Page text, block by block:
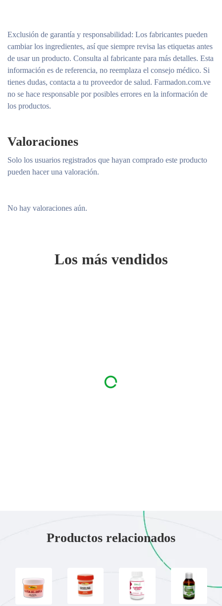
Exclusión de garantía y responsabilidad: Los fabricantes pueden
cambiar los ingredientes, así que siempre revisa las etiquetas antes
de usar un producto. Consulta al fabricante para más detalles. Esta
información es de referencia, no reemplaza el consejo médico. Si
tienes dudas, contacta a tu proveedor de salud. Farmadon.com.ve
no se hace responsable por posibles errores en la información de
los productos.
Valoraciones
No hay valoraciones aún.
Solo los usuarios registrados que hayan comprado este producto
pueden hacer una valoración.
Los más vendidos
Productos relacionados